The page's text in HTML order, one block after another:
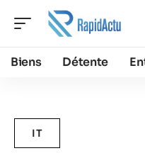
Biens Détente
IT